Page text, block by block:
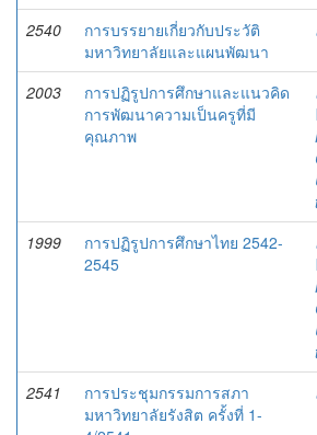
2540
การบรรยายเกี่ยวกับประวัติ
มหาวิทยาลัยและแผนพัฒนา
2003
การปฏิรูปการศึกษาและแนวคิด
การพัฒนาความเป็นครูที่มี
คุณภาพ
1999
การปฏิรูปการศึกษาไทย 2542-
2545
2541
การประชุมกรรมการสภา
มหาวิทยาลัยรังสิต ครั้งที่ 1-